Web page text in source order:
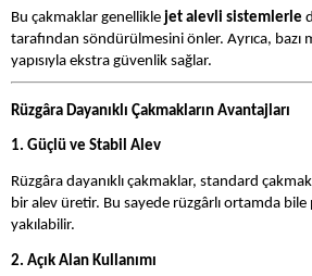
Bu çakmaklar genellikle jet alevli sistemlerle
tarafından söndürülmesini önler. Ayrıca, bazı
yapısıyla ekstra güvenlik sağlar.
Rüzgâra Dayanıklı Çakmakların Avantajları
1. Güçlü ve Stabil Alev
Rüzgâra dayanıklı çakmaklar, standard
bir alev üretir. Bu sayede rüzgârlı ortamda
yakılabilir.
2. Açık Alan Kullanımı